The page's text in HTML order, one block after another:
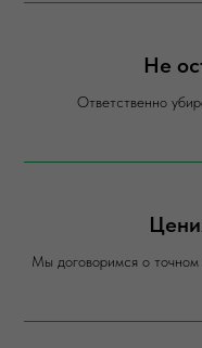
Не
Ответственно
Мы договоримся о